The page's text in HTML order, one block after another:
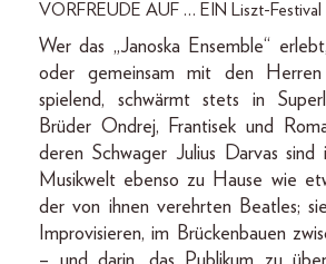
VORFREUDE AUF … EIN Liszt-Festival
Wer das „Janoska Ensemble“
oder gemeinsam mit den
spielend, schwärmt stets in
Brüder Ondrej, Frantisek und
deren Schwager Julius Darvas sind
Musikwelt ebenso zu Hause wie
der von ihnen verehrten Beatles;
Improvisieren, im Brückenbauen